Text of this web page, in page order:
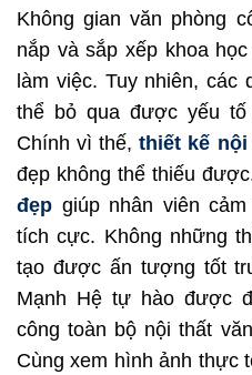
Không gian văn phòng
nắp và sắp xếp khoa
làm việc. Tuy nhiên, các
thể bỏ qua được yếu tố
Chính vì thế,thiết kế
đẹp không thể thiếu
đẹp giúp nhân viên
tích cực. Không những
tạo được ấn tượng tốt
Mạnh Hệ tự hào được
công toàn bộ nội thất
Cùng xem hình ảnh thực